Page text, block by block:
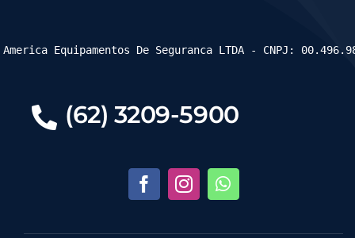
(62) 3209-5900
Equipamentos De Seguranca LTDA - CNPJ: